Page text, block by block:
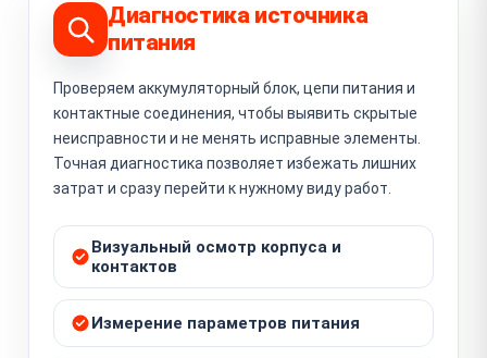
Диагностика источника
питания
Проверяем аккумуляторный блок, цепи питания и
контактные соединения, чтобы выявить скрытые
неисправности и не менять исправные элементы.
Точная диагностика позволяет избежать лишних
затрат и сразу перейти к нужному виду работ.
Визуальный осмотр корпуса и
контактов
Измерение параметров питания